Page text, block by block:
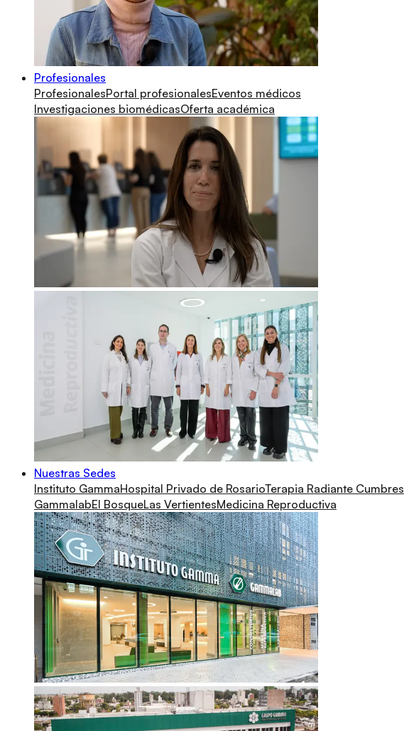
Profesionales
ProfesionalesPortal profesionalesEventos médicos
Investigaciones biomédicasOferta académica
Nuestras Sedes
Instituto GammaHospital Privado de RosarioTerapia Radiante Cumbres
GammalabEl BosqueLas VertientesMedicina Reproductiva